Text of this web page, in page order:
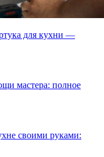
для кухни —
мастера: полное
своими руками: